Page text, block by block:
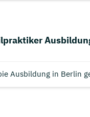
Ausbildung in Berlin